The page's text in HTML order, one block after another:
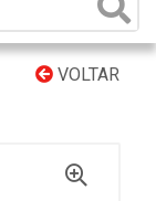
VOLTAR